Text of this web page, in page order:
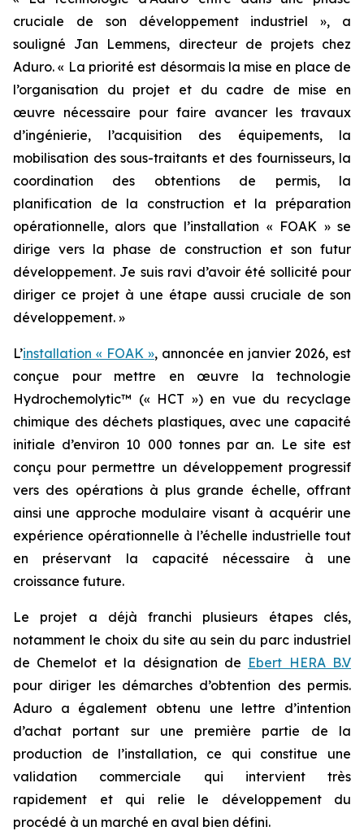
cruciale de son développement industriel », a
souligné Jan Lemmens, directeur de projets chez
Aduro. « La priorité est désormais la mise en place de
l’organisation du projet et du cadre de mise en
œuvre nécessaire pour faire avancer les travaux
d’ingénierie, l’acquisition des équipements, la
mobilisation des sous-traitants et des fournisseurs, la
coordination des obtentions de permis, la
planification de la construction et la préparation
opérationnelle, alors que l’installation « FOAK » se
dirige vers la phase de construction et son futur
développement. Je suis ravi d’avoir été sollicité pour
diriger ce projet à une étape aussi cruciale de son
développement. »
L’installation « FOAK », annoncée en janvier 2026, est
conçue pour mettre en œuvre la technologie
Hydrochemolytic™ (« HCT ») en vue du recyclage
chimique des déchets plastiques, avec une capacité
initiale d’environ 10 000 tonnes par an. Le site est
conçu pour permettre un développement progressif
vers des opérations à plus grande échelle, offrant
ainsi une approche modulaire visant à acquérir une
expérience opérationnelle à l’échelle industrielle tout
en préservant la capacité nécessaire à une
croissance future.
Le projet a déjà franchi plusieurs étapes clés,
notamment le choix du site au sein du parc industriel
de Chemelot et la désignation de Ebert HERA B.V
pour diriger les démarches d’obtention des permis.
Aduro a également obtenu une lettre d’intention
d’achat portant sur une première partie de la
production de l’installation, ce qui constitue une
validation commerciale qui intervient très
rapidement et qui relie le développement du
procédé à un marché en aval bien défini.